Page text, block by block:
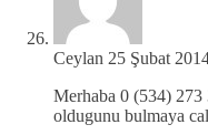
Ceylan 25 Şubat
Merhaba 0 (534) 273
oldugunu bulmaya